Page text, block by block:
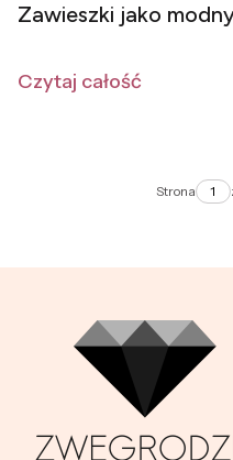
Zawieszki jako
Czytaj całość
Strona